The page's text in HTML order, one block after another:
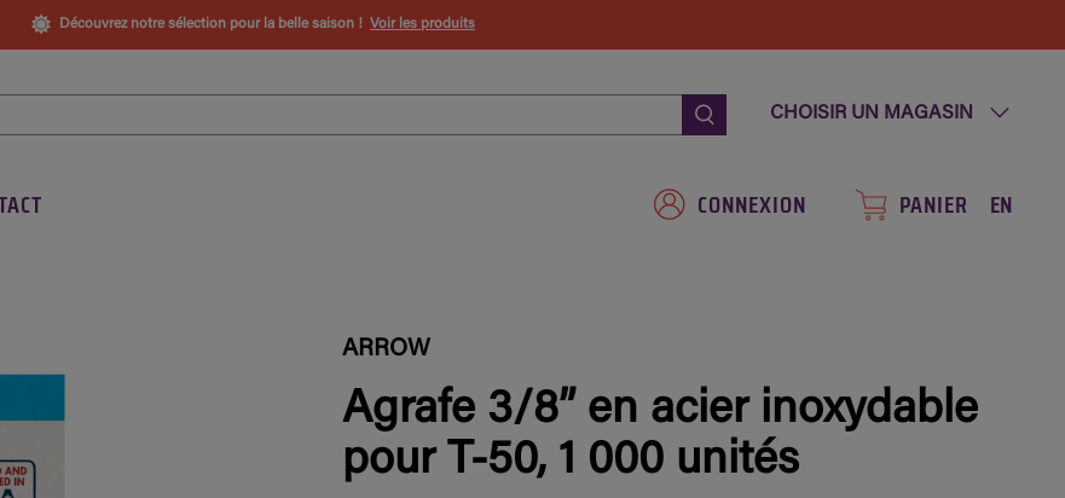
Découvrez notre sélection pour la belle saison ! Voir les produits
CHOISIR UN MAGASIN
CONNEXION PANIER EN
ARROW
Agrafe 3/8” en acier inoxydable
pour T-50, 1 000 unités